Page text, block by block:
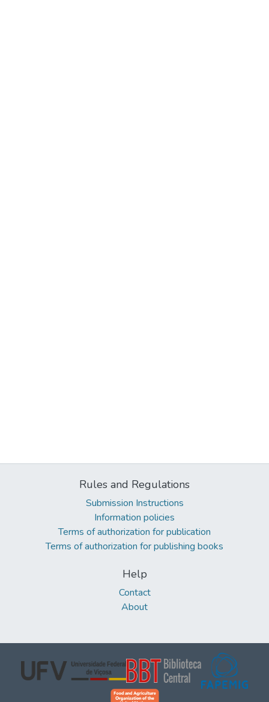
Rules and Regulations
Submission Instructions
Information policies
Terms of authorization for publication
Terms of authorization for publishing books
Help
Contact
About